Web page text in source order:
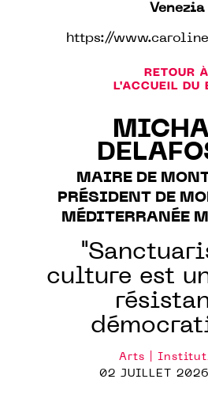
Venezia
https://
RETOUR À
L'ACCUEIL DU
MAIRE DE
PRÉSIDENT DE
MÉDITERRANÉE
culture est
Arts |
02 JUILLET